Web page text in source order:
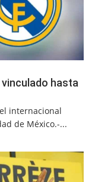
vinculado hasta
internacional
de México.-...